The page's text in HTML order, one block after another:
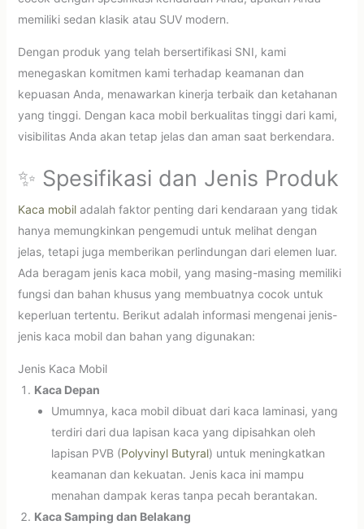
memiliki sedan klasik atau SUV modern.
Dengan produk yang telah bersertifikasi SNI, kami
menegaskan komitmen kami terhadap keamanan dan
kepuasan Anda, menawarkan kinerja terbaik dan ketahanan
yang tinggi. Dengan kaca mobil berkualitas tinggi dari kami,
visibilitas Anda akan tetap jelas dan aman saat berkendara.
✨ Spesifikasi dan Jenis Produk
Kaca mobiladalah faktor penting dari kendaraan yang tidak
hanya memungkinkan pengemudi untuk melihat dengan
jelas, tetapi juga memberikan perlindungan dari elemen luar.
Ada beragam jenis kaca mobil, yang masing-masing memiliki
fungsi dan bahan khusus yang membuatnya cocok untuk
keperluan tertentu. Berikut adalah informasi mengenai jenis-
jenis kaca mobil dan bahan yang digunakan:
Jenis Kaca Mobil
Kaca Depan
Umumnya, kaca mobil dibuat dari kaca laminasi, yang
terdiri dari dua lapisan kaca yang dipisahkan oleh
lapisan PVB (Polyvinyl Butyral) untuk meningkatkan
keamanan dan kekuatan. Jenis kaca ini mampu
menahan dampak keras tanpa pecah berantakan.
Kaca Samping dan Belakang